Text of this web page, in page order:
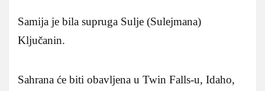
Samija je bila supruga Sulje (Sulejmana)
Ključanin.
Sahrana će biti obavljena u Twin Falls-u, Idaho,